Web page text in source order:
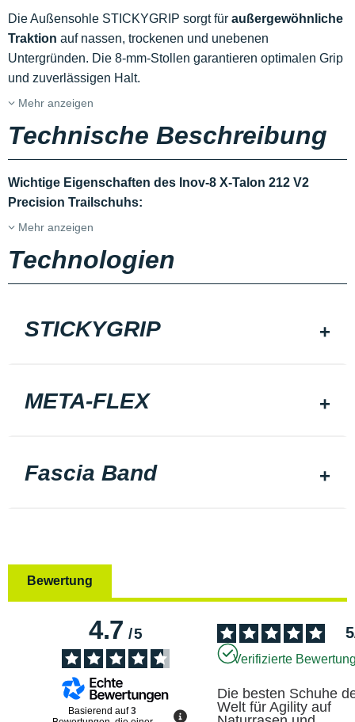
Die Außensohle STICKYGRIP sorgt für außergewöhnliche
Traktion auf nassen, trockenen und unebenen
Untergründen. Die 8-mm-Stollen garantieren optimalen Grip
und zuverlässigen Halt.
Mehr anzeigen
Technische Beschreibung
Wichtige Eigenschaften des Inov-8 X-Talon 212 V2
Precision Trailschuhs:
Mehr anzeigen
Technologien
STICKYGRIP
META-FLEX
Fascia Band
Bewertung
4.7/5
Basierend auf3
5
Verifizierte
Die besten Schuhe
Welt für Agility auf